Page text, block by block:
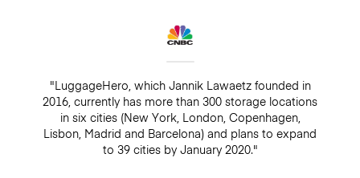
"LuggageHero, which Jannik Lawaetz founded in
2016, currently has more than 300 storage locations
in six cities (New York, London, Copenhagen,
Lisbon, Madrid and Barcelona) and plans to expand
to 39 cities by January 2020."